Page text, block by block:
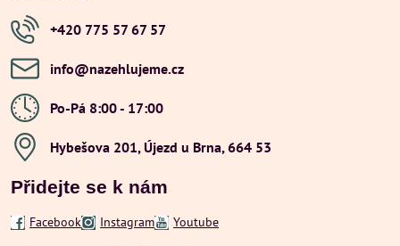
+420 775 57 67 57
info​@nazehlujeme​.cz
Po-Pá 8:00 - 17:00
Hybešova 201, Újezd u Brna, 664 53
Přidejte se k nám
Facebook Instagram Youtube